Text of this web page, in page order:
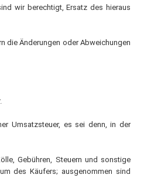
wir berechtigt, Ersatz des hieraus
die Änderungen oder Abweichungen
Umsatzsteuer, es sei denn, in der
Gebühren, Steuern und sonstige
des Käufers; ausgenommen sind